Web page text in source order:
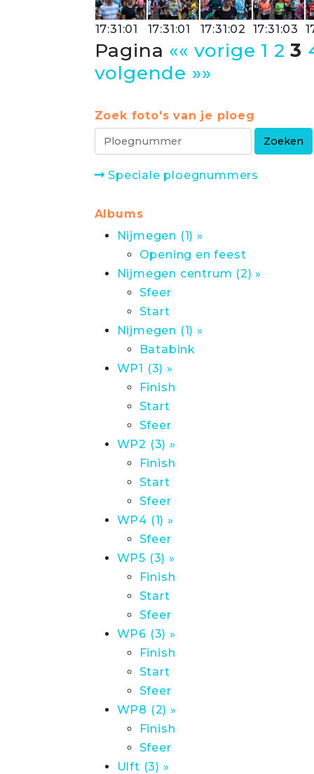
17:31:01 17:31:01 17:31:02 17:31:03
Pagina «« vorige 1 2 3
volgende »»
Zoek foto's van je ploeg
Speciale ploegnummers
Albums
Nijmegen (1) »
Opening en feest
Nijmegen centrum (2) »
Sfeer
Start
Nijmegen (1) »
Batabink
WP1 (3) »
Finish
Start
Sfeer
WP2 (3) »
Finish
Start
Sfeer
WP4 (1) »
Sfeer
WP5 (3) »
Finish
Start
Sfeer
WP6 (3) »
Finish
Start
Sfeer
WP8 (2) »
Finish
Sfeer
Ulft (3) »